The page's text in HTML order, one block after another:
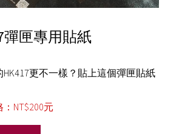
彈匣專用貼紙
HK417更不一樣？貼上這個彈匣貼紙
NT$200元